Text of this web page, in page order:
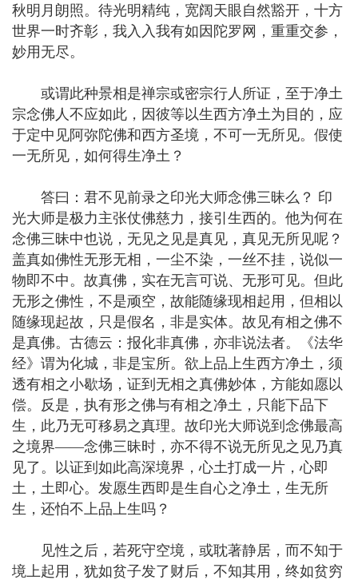
秋明月朗照。待光明精纯，宽阔天眼自然豁开，十方
世界一时齐彰，我入入我有如因陀罗网，重重交参，
妙用无尽。
或谓此种景相是禅宗或密宗行人所证，至于净土
宗念佛人不应如此，因彼等以生西方净土为目的，应
于定中见阿弥陀佛和西方圣境，不可一无所见。假使
一无所见，如何得生净土？
答曰：君不见前录之印光大师念佛三昧么？ 印
光大师是极力主张仗佛慈力，接引生西的。他为何在
念佛三昧中也说，无见之见是真见，真见无所见呢？
盖真如佛性无形无相，一尘不染，一丝不挂，说似一
物即不中。故真佛，实在无言可说、无形可见。但此
无形之佛性，不是顽空，故能随缘现相起用，但相以
随缘现起故，只是假名，非是实体。故见有相之佛不
是真佛。古德云：报化非真佛，亦非说法者。《法华
经》谓为化城，非是宝所。欲上品上生西方净土，须
透有相之小歇场，证到无相之真佛妙体，方能如愿以
偿。反是，执有形之佛与有相之净土，只能下品下
生，此乃无可移易之真理。故印光大师说到念佛最高
之境界——念佛三昧时，亦不得不说无所见之见乃真
见了。以证到如此高深境界，心土打成一片，心即
土，土即心。发愿生西即是生自心之净土，生无所
生，还怕不上品上生吗？
见性之后，若死守空境，或耽著静居，而不知于
境上起用，犹如贫子发了财后，不知其用，终如贫穷